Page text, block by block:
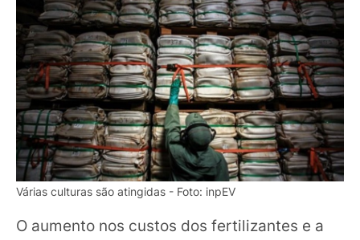
Várias culturas são atingidas - Foto: inpEV
O aumento nos custos dos fertilizantes e a